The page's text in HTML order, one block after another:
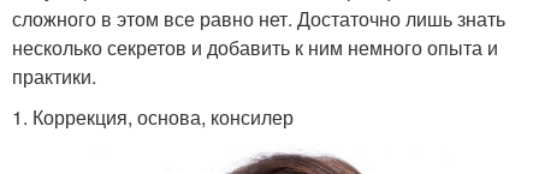
сложного в этом все равно нет. Достаточно лишь знать
несколько секретов и добавить к ним немного опыта и
практики.
1. Коррекция, основа, консилер